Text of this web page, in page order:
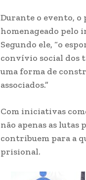
Durante o evento, o
homenageado pelo
Segundo ele, “o
convívio social dos
uma forma de
associados.”
Com iniciativas
não apenas as lutas
contribuem para a
prisional.